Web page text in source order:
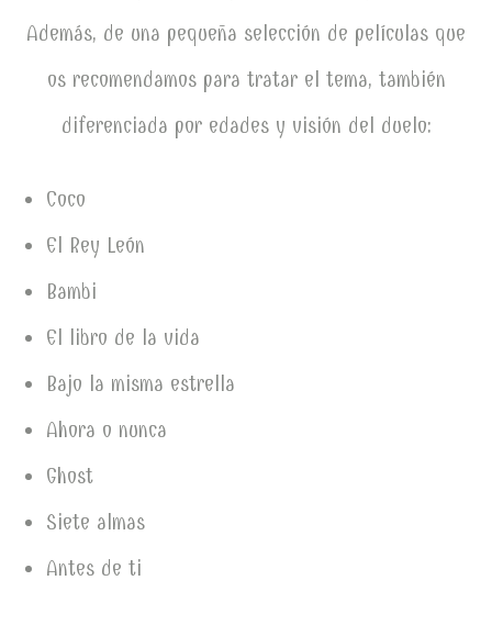
Además, de una pequeña selección de películas que
os recomendamos para tratar el tema, también
diferenciada por edades y visión del duelo:
Coco
El Rey León
Bambi
El libro de la vida
Bajo la misma estrella
Ahora o nunca
Ghost
Siete almas
Antes de ti